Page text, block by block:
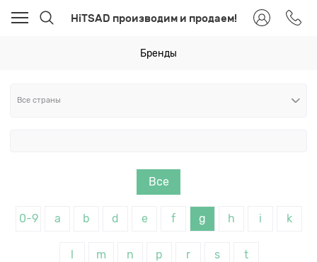
HiTSAD производим и продаем!
Бренды
Все
0-9 a b d e f g h i k
m n p r s t